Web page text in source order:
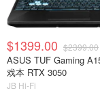
$1399.00 $2399.00
ASUS TUF Gaming A15 15.6英寸游
戏本 RTX 3050
JB Hi-Fi